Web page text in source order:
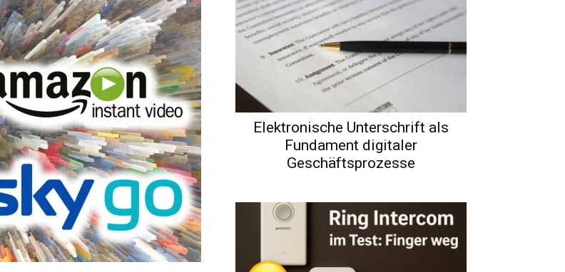
Elektronische Unterschrift als
Fundament digitaler
Geschäftsprozesse